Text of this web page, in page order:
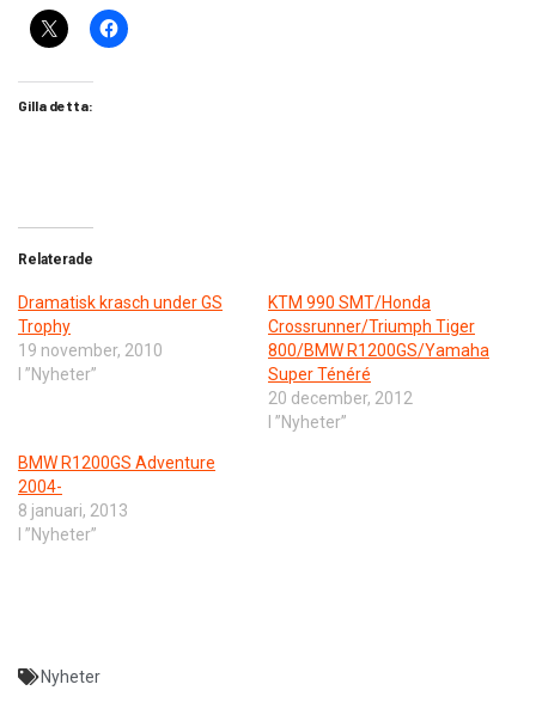
Gilla detta:
Relaterade
Dramatisk krasch under GS
Trophy
19 november, 2010
I ”Nyheter”
KTM 990 SMT/Honda
Crossrunner/Triumph Tiger
800/BMW R1200GS/Yamaha
Super Ténéré
20 december, 2012
I ”Nyheter”
BMW R1200GS Adventure
2004-
8 januari, 2013
I ”Nyheter”
Nyheter